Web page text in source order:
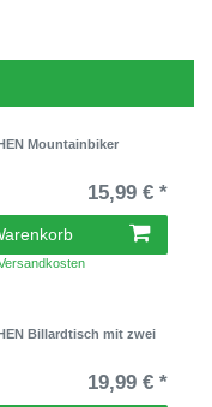
Mountainbiker
15,99 € *
Billardtisch mit zwei
19,99 € *